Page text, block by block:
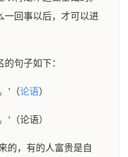
一回事以后，才可以进
句子如下：
’（论语）
’（论语）
的，有的人富贵是自